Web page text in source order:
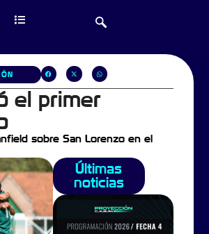
el primer
sobre San Lorenzo en el
Últimas
noticias